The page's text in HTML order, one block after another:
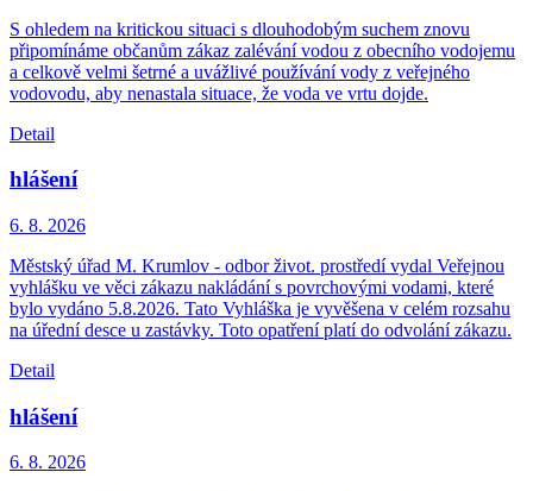
S ohledem na kritickou situaci s dlouhodobým suchem znovu
připomínáme občanům zákaz zalévání vodou z obecního vodojemu
a celkově velmi šetrné a uvážlivé používání vody z veřejného
vodovodu, aby nenastala situace, že voda ve vrtu dojde.
Detail
hlášení
6. 8. 2026
Městský úřad M. Krumlov - odbor život. prostředí vydal Veřejnou
vyhlášku ve věci zákazu nakládání s povrchovými vodami, které
bylo vydáno 5.8.2026. Tato Vyhláška je vyvěšena v celém rozsahu
na úřední desce u zastávky. Toto opatření platí do odvolání zákazu.
Detail
hlášení
6. 8. 2026